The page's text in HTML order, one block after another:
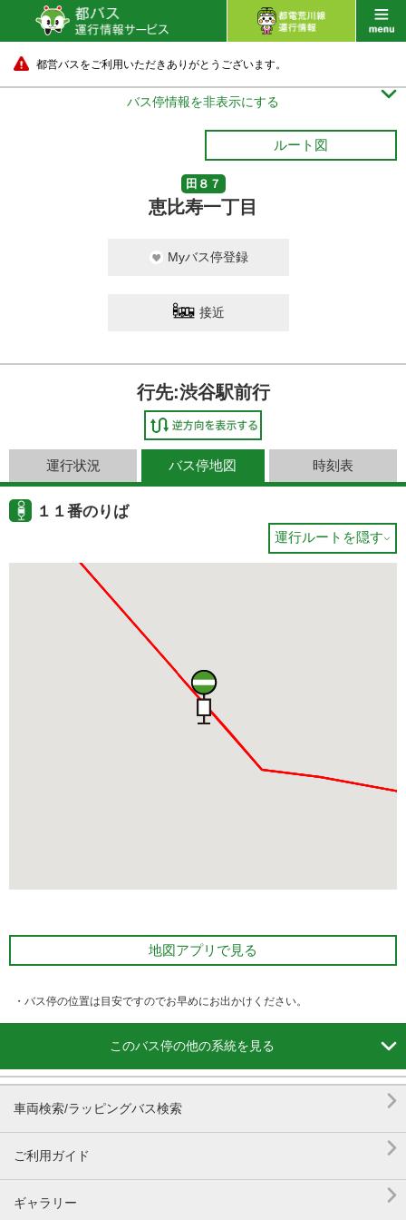
都営バスをご利用いただきありがとうございます。
バス停情報を非表示にする 
ルート図
田８７
恵比寿一丁目
Myバス停登録
接近
行先:渋谷駅前行
運行状況 バス停地図 時刻表
１１番のりば
運行ルートを隠す
地図アプリで見る
・バス停の位置は目安ですのでお早めにお出かけください。
このバス停の他の系統を見る 
車両検索/ラッピングバス検索 
ご利用ガイド 
ギャラリー 